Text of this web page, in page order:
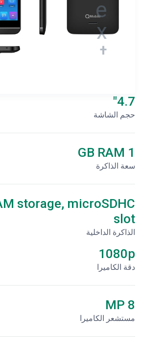
4.7"
حجم الشاشة
1 GB RAM
سعة الذاكرة
storage, microSDHC
slot
الذاكرة الداخلية
1080p
دقة الكاميرا
8 MP
مستشعر الكاميرا